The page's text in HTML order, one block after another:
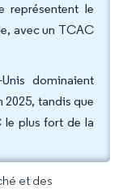
représentent le
avec un TCAC
dominaient
2025, tandis que
le plus fort de la
et des